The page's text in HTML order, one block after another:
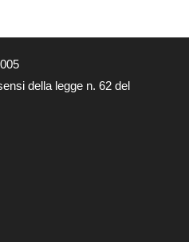
della legge n. 62 del